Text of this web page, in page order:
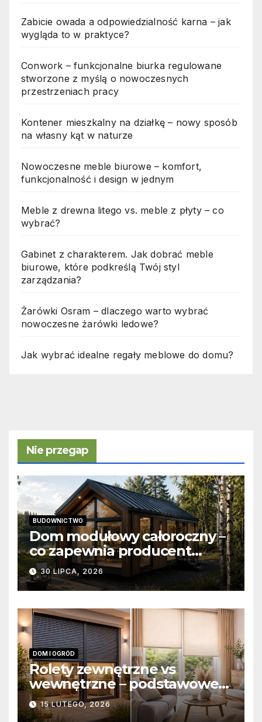
Zabicie owada a odpowiedzialność karna – jak
wygląda to w praktyce?
Conwork – funkcjonalne biurka regulowane
stworzone z myślą o nowoczesnych
przestrzeniach pracy
Kontener mieszkalny na działkę – nowy sposób
na własny kąt w naturze
Nowoczesne meble biurowe – komfort,
funkcjonalność i design w jednym
Meble z drewna litego vs. meble z płyty – co
wybrać?
Gabinet z charakterem. Jak dobrać meble
biurowe, które podkreślą Twój styl
zarządzania?
Żarówki Osram – dlaczego warto wybrać
nowoczesne żarówki ledowe?
Jak wybrać idealne regały meblowe do domu?
Nie przegap
BUDOWNICTWO
Dom modułowy całoroczny –
co zapewnia producent
domów modułowych?
30 LIPCA, 2026
DOM I OGRÓD
Rolety zewnętrzne vs
wewnętrzne – podstawowe
różnice konstrukcyjne i
funkcjonalne
15 LUTEGO, 2026